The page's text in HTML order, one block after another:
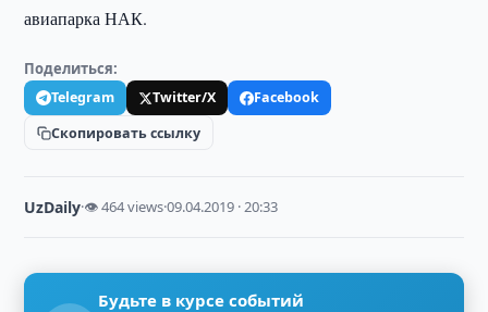
авиапарка НАК.
Поделиться:
Telegram Twitter/X
Facebook
Скопировать ссылку
UzDaily·👁 464 views·09.04.2019 · 20:33
Будьте в курсе событий